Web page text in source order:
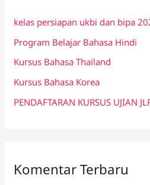
t
u
k
:
kelas persiapan ukbi dan bipa
Program Belajar Bahasa Hindi
Kursus Bahasa Thailand
Kursus Bahasa Korea
PENDAFTARAN KURSUS UJIAN
Komentar Terbaru